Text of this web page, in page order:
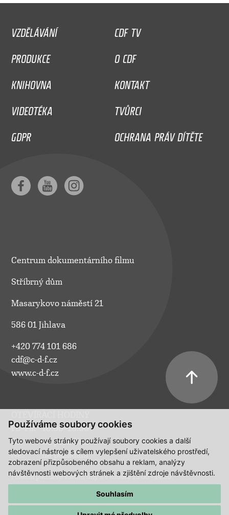
Používáme soubory cookies
Tyto webové stránky používají soubory cookies a další
sledovací nástroje s cílem vylepšení uživatelského prostředí,
zobrazení přizpůsobeného obsahu a reklam, analýzy
návštěvnosti webových stránek a zjištění zdroje návštěvnosti.
Souhlasím
VZDĚLÁVÁNÍ
CDF TV
PRODUKCE
O CDF
KNIHOVNA
KONTAKT
VIDEOTÉKA
TVŮRCI
GDPR
OCHRANA PRÁV DÍTĚTE
Centrum dokumentárního filmu
Stříbrný dům
Masarykovo náměstí 21
586 01 Jihlava
+420 774 101 686
cdf@c-d-f.cz
www.c-d-f.cz
Po–Pá:
10.00–18.00
So:
na požádání
Ne:
na požádání
Polední pauza ve všední dny a v sobotu 13:00 - 14:00.